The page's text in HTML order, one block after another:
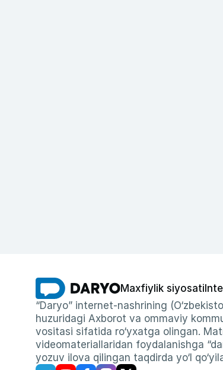
Maxfiylik siyosati
“Daryo” internet-nashrining
huzuridagi Axborot va ommaviy
vositasi sifatida ro‘yxatga olingan.
videomateriallaridan foydalanishga
yozuv ilova qilingan taqdirda yo‘l